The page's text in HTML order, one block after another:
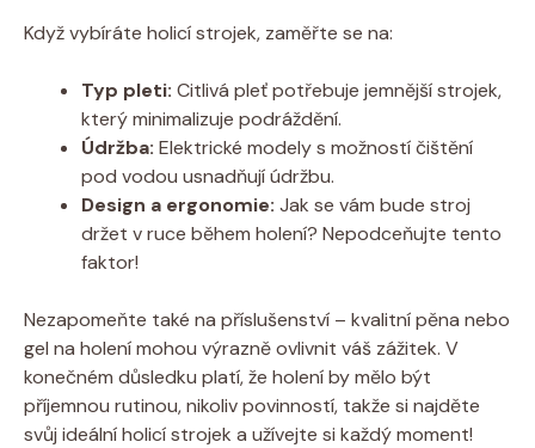
Když vybíráte holicí strojek, zaměřte se na:
Typ pleti: Citlivá pleť potřebuje jemnější strojek,
který minimalizuje podráždění.
Údržba: Elektrické modely s možností čištění
pod vodou usnadňují údržbu.
Design a ergonomie: Jak se vám bude stroj
držet v ruce během holení? Nepodceňujte tento
faktor!
Nezapomeňte také na příslušenství – kvalitní pěna nebo
gel na holení mohou výrazně ovlivnit váš zážitek. V
konečném důsledku platí, že holení by mělo být
příjemnou rutinou, nikoliv povinností, takže si najděte
svůj ideální holicí strojek a užívejte si každý moment!